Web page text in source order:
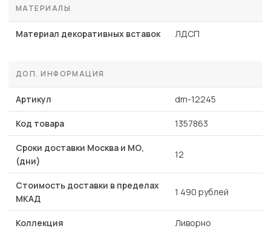
МАТЕРИАЛЫ
Материал декоративных вставок ЛДСП
ДОП. ИНФОРМАЦИЯ
Артикул dm-12245
Код товара 1357863
Сроки доставки Москва и МО,
(дни)
12
Стоимость доставки в пределах
МКАД
1 490 рублей
Коллекция Ливорно